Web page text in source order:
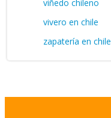
viñedo chileno
vivero en chile
zapatería en chile